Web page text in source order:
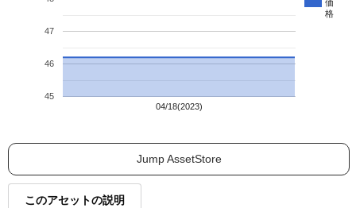
価
格
04/18(2023)
45
46
47
Jump AssetStore
このアセットの説明